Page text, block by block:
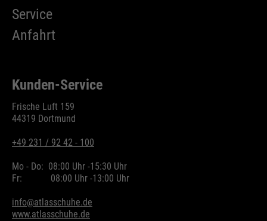
Service
Anfahrt
Kunden-Service
Frische Luft 159
44319 Dortmund
+49 231 / 92 42 - 100
Mo - Do: 08:00 Uhr -15:30 Uhr
Fr:
08:00 Uhr -13:00 Uhr
info@atlasschuhe.de
www.atlasschuhe.de